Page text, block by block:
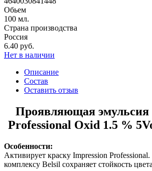
Обьем
100 мл.
Страна производства
Россия
6.40 руб.
Нет в наличии
Описание
Состав
Оставить отзыв
Проявляющая эмульсия
Professional Oxid 1.5 %
Особенности:
Активирует краску Impression Professional.
комплексу Belsil сохраняет стойкость